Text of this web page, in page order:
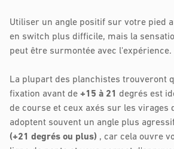
Utiliser un angle positif sur votre pied
en switch plus difficile, mais la
peut être surmontée avec l'expérience.
La plupart des planchistes trouveront
fixation avant de +15 à 21 degrés est
de course et ceux axés sur les virages
adoptent souvent un angle plus
(+21 degrés ou plus) , car cela ouvre